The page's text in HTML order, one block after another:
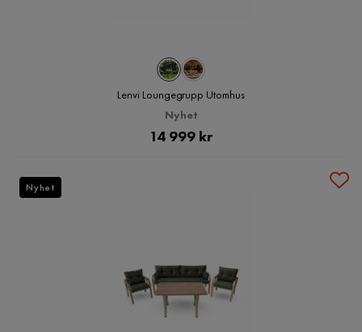
Lenvi Loungegrupp Utomhus
Nyhet
Pris
14 999 kr
Nyhet